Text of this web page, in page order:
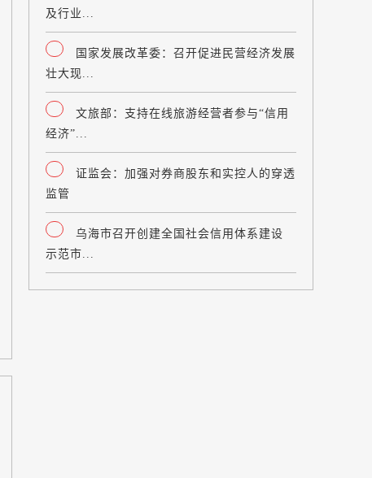
及行业...
国家发展改革委：召开促进民营经济发展
壮大现...
文旅部：支持在线旅游经营者参与“信用
经济”...
证监会：加强对券商股东和实控人的穿透
监管
乌海市召开创建全国社会信用体系建设
示范市...